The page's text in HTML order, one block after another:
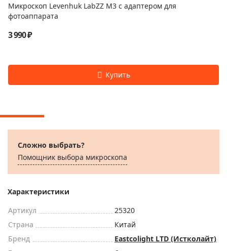
Микроскоп Levenhuk LabZZ M3 с адаптером для
фотоаппарата
3 990 ₽
Сложно выбрать?
Помощник выбора микроскoпа
Характеристики
Артикул
25320
Страна
Китай
Бренд
Eastcolight LTD (Истколайт)